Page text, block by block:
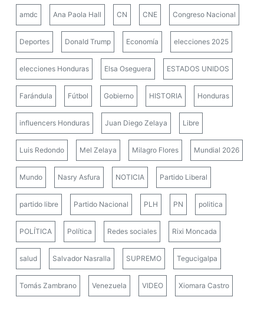
amdc Ana Paola Hall CN CNE Congreso Nacional
Deportes Donald Trump Economía elecciones 2025
elecciones Honduras Elsa Oseguera ESTADOS UNIDOS
Farándula Fútbol Gobierno HISTORIA Honduras
influencers Honduras Juan Diego Zelaya Libre
Luis Redondo Mel Zelaya Milagro Flores Mundial 2026
Mundo Nasry Asfura NOTICIA Partido Liberal
partido libre Partido Nacional PLH PN politica
POLÍTICA Política Redes sociales Rixi Moncada
salud Salvador Nasralla SUPREMO Tegucigalpa
Tomás Zambrano Venezuela VIDEO Xiomara Castro